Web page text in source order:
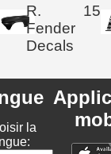
R.
Fender
Decals
15
la